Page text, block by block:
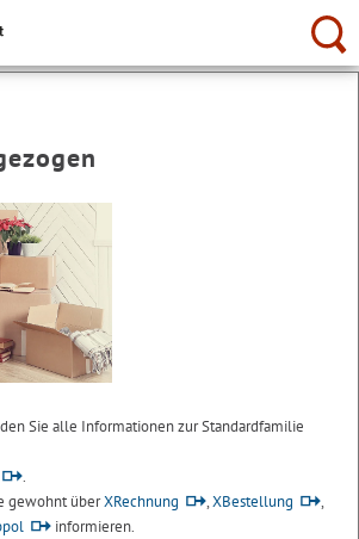
Sie alle Informationen zur Standardfamilie
.
gewohnt überXRechnung ,XBestellung
,
informieren.